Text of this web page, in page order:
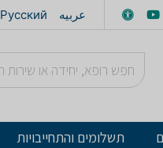
Русский عربيه
תשלומים והתחייבויות